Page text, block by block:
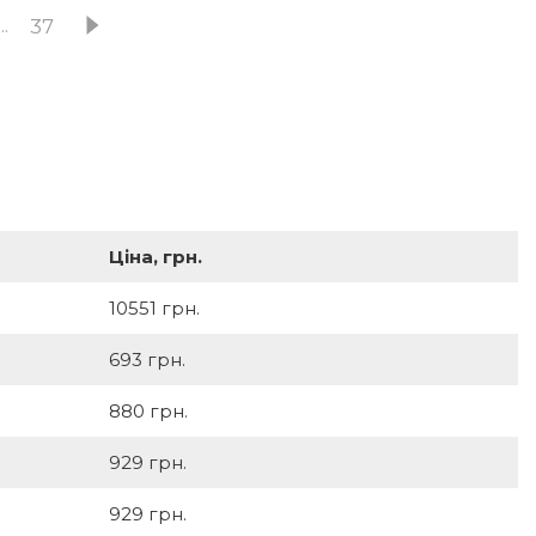
Ціна, грн.
10551 грн.
693 грн.
880 грн.
929 грн.
929 грн.
... 37